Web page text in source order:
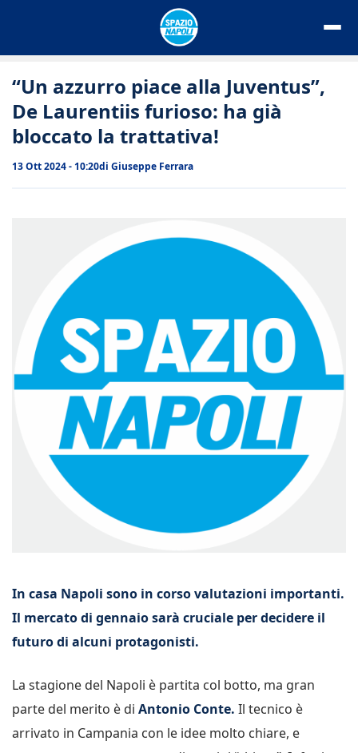
“Un azzurro piace alla Juventus”,
De Laurentiis furioso: ha già
bloccato la trattativa!
13 Ott 2024 - 10:20di Giuseppe Ferrara
In casa Napoli sono in corso valutazioni importanti.
Il mercato di gennaio sarà cruciale per decidere il
futuro di alcuni protagonisti.
La stagione del Napoli è partita col botto, ma gran
parte del merito è di Antonio Conte. Il tecnico è
arrivato in Campania con le idee molto chiare, e